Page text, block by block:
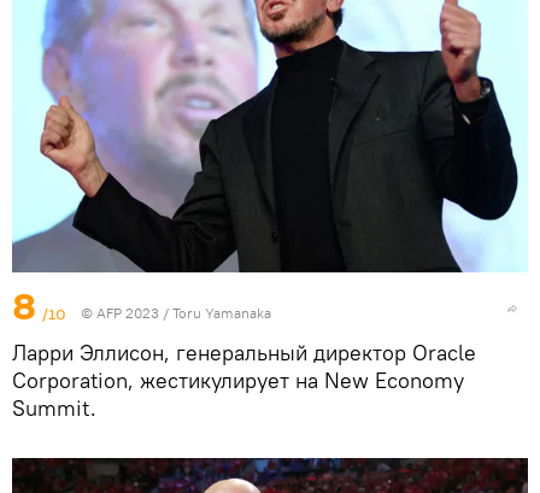
8 /10 © AFP 2023 / Toru Yamanaka
Ларри Эллисон, генеральный директор Oracle
Corporation, жестикулирует на New Economy
Summit.